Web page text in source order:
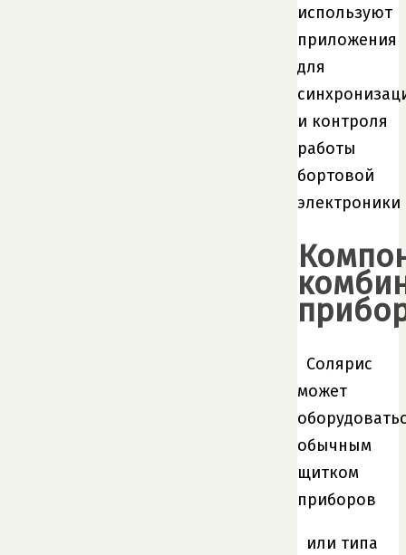
используют
приложения
для
и контроля
работы
бортовой
электроники
Солярис
может
обычным
щитком
приборов
или типа